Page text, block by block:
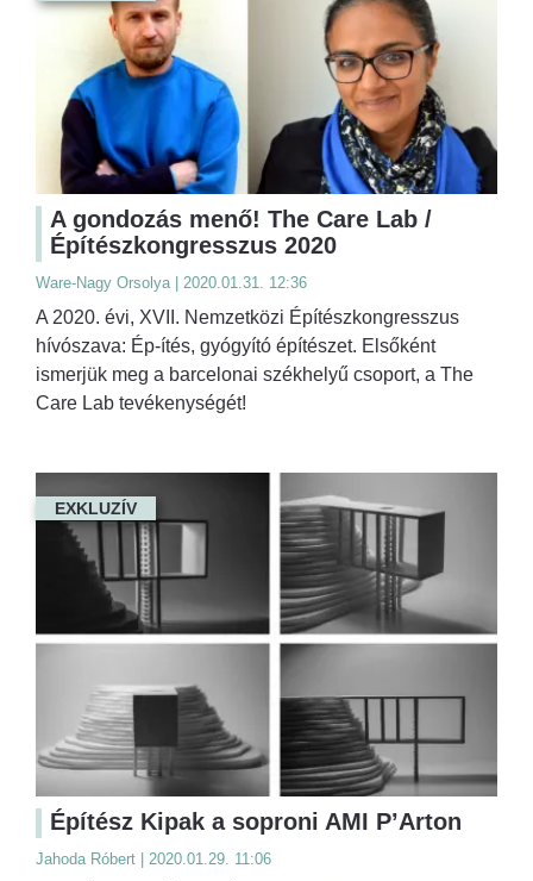
A gondozás menő! The Care Lab /
Építészkongresszus 2020
Ware-Nagy Orsolya | 2020.01.31. 12:36
A 2020. évi, XVII. Nemzetközi Építészkongresszus
hívószava: Ép-ítés, gyógyító építészet. Elsőként
ismerjük meg a barcelonai székhelyű csoport, a The
Care Lab tevékenységét!
EXKLUZÍV
Építész Kipak a soproni AMI P’Arton
Jahoda Róbert | 2020.01.29. 11:06